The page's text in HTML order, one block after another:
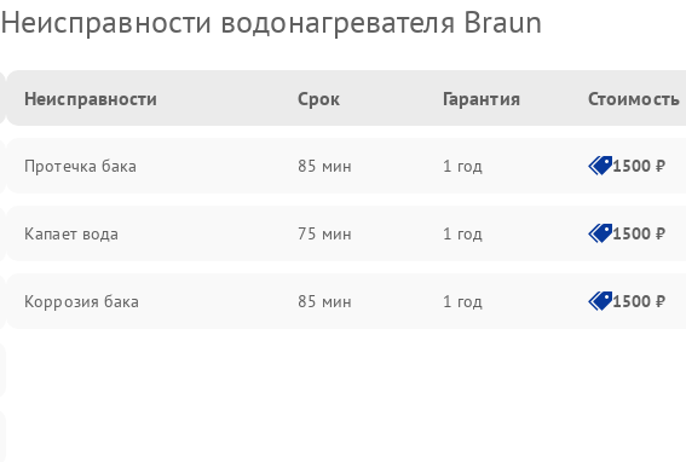
Неисправности водонагревателя Braun
Неисправности Срок Гарантия Стоимость
Протечка бака 85 мин 1 год 1500 ₽
Капает вода 75 мин 1 год 1500 ₽
Коррозия бака 85 мин 1 год 1500 ₽